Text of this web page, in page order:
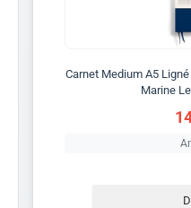
Carnet Medium A5
Marine